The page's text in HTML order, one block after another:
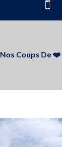

Nos Coups De ❤️